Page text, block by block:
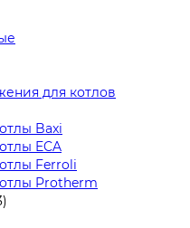
для котлов
Baxi
ECA
Ferroli
Protherm